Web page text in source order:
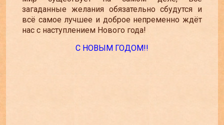
загаданные желания обязательно сбудутся и
всё самое лучшее и доброе непременно ждёт
нас с наступлением Нового года!
С НОВЫМ ГОДОМ!!